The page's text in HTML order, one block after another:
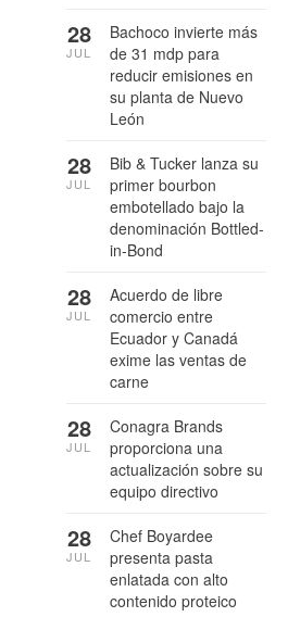
Bachoco invierte más
de 31 mdp para
reducir emisiones en
su planta de Nuevo
León
28
JUL
Bib & Tucker lanza su
primer bourbon
embotellado bajo la
denominación Bottled-
in-Bond
28
JUL
Acuerdo de libre
comercio entre
Ecuador y Canadá
exime las ventas de
carne
28
JUL
Conagra Brands
proporciona una
actualización sobre su
equipo directivo
28
JUL
Chef Boyardee
presenta pasta
enlatada con alto
contenido proteico
28
JUL